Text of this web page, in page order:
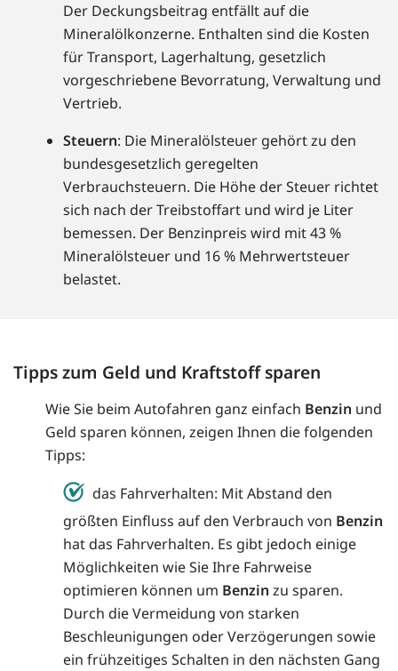
Der Deckungsbeitrag entfällt auf die
Mineralölkonzerne. Enthalten sind die Kosten
für Transport, Lagerhaltung, gesetzlich
vorgeschriebene Bevorratung, Verwaltung und
Vertrieb.
Steuern: Die Mineralölsteuer gehört zu den
bundesgesetzlich geregelten
Verbrauchsteuern. Die Höhe der Steuer richtet
sich nach der Treibstoffart und wird je Liter
bemessen. Der Benzinpreis wird mit 43 %
Mineralölsteuer und 16 % Mehrwertsteuer
belastet.
Tipps zum Geld und Kraftstoff sparen
Wie Sie beim Autofahren ganz einfach Benzin und
Geld sparen können, zeigen Ihnen die folgenden
Tipps:
das Fahrverhalten: Mit Abstand den
größten Einfluss auf den Verbrauch von Benzin
hat das Fahrverhalten. Es gibt jedoch einige
Möglichkeiten wie Sie Ihre Fahrweise
optimieren können um Benzin zu sparen.
Durch die Vermeidung von starken
Beschleunigungen oder Verzögerungen sowie
ein frühzeitiges Schalten in den nächsten Gang